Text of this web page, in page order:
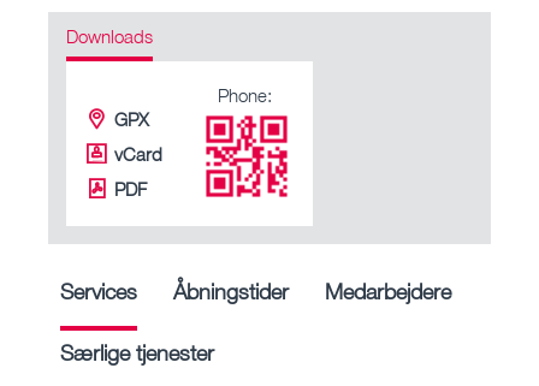
Downloads
GPX
vCard
PDF
Phone:
Services Åbningstider Medarbejdere
Særlige tjenester